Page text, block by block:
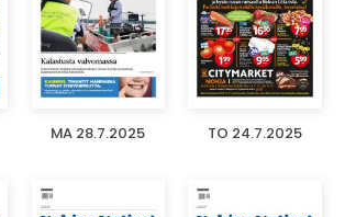
MA 28.7.2025 TO 24.7.2025